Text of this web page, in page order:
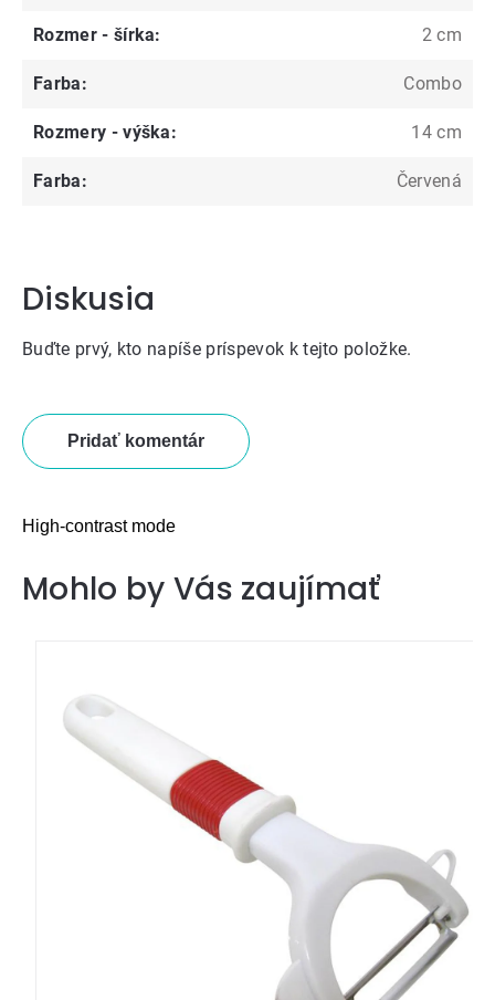
Rozmer - šírka: 2 cm
Farba: Combo
Rozmery - výška: 14 cm
Farba: Červená
Diskusia
Buďte prvý, kto napíše príspevok k tejto položke.
Pridať komentár
High-contrast mode
Mohlo by Vás zaujímať